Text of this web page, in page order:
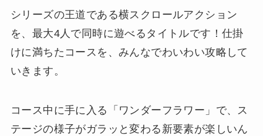
シリーズの王道である横スクロールアクション
を、最大4人で同時に遊べるタイトルです！仕掛
けに満ちたコースを、みんなでわいわい攻略して
いきます。
コース中に手に入る「ワンダーフラワー」で、ス
テージの様子がガラッと変わる新要素が楽しいん